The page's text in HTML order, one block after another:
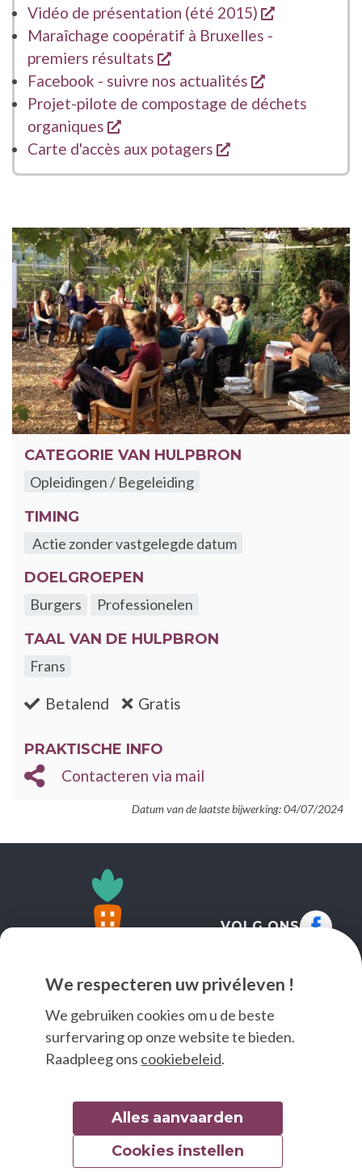
We respecteren uw privéleven !
We gebruiken cookies om u de beste
surfervaring op onze website te bieden.
Raadpleeg ons cookiebeleid.
Alles aanvaarden
Cookies instellen
Vidéo de présentation (été 2015)
opent een
Maraîchage coopératif à Bruxelles -
premiers résultats
opent een nieuw venster
Facebook - suivre nos actualités
opent een
Projet-pilote de compostage de déchets
organiques
opent een nieuw venster
Carte d'accès aux potagers
opent een nieuw
CATEGORIE VAN HULPBRON
Opleidingen / Begeleiding
TIMING
Actie zonder vastgelegde datum
DOELGROEPEN
Burgers
Professionelen
TAAL VAN DE HULPBRON
Frans
Betalend :nee Gratis
PRAKTISCHE INFO
Contacteren via mail
Datum van de laatste bijwerking: 04/07/2024
VOLG ONS
© 2026 Good Food